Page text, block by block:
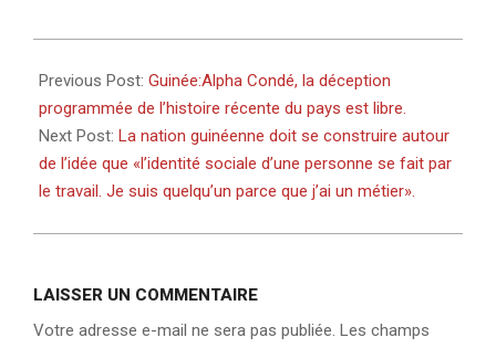
04-
27
Previous Post: Guinée:Alpha Condé, la déception
programmée de l’histoire récente du pays est libre.
Next Post: La nation guinéenne doit se construire autour
de l’idée que «l’identité sociale d’une personne se fait par
le travail. Je suis quelqu’un parce que j’ai un métier».
LAISSER UN COMMENTAIRE
Votre adresse e-mail ne sera pas publiée. Les champs